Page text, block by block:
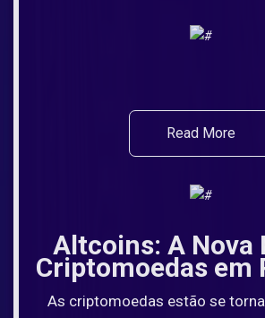
Read More
Altcoins: A Nova
Criptomoedas em
As criptomoedas estão se